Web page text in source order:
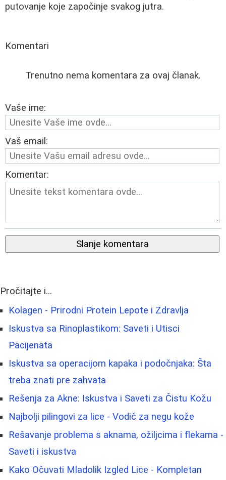
putovanje koje započinje svakog jutra.
Komentari
Trenutno nema komentara za ovaj članak.
Vaše ime:
Vaš email:
Komentar:
Slanje komentara
Pročitajte i...
Kolagen - Prirodni Protein Lepote i Zdravlja
Iskustva sa Rinoplastikom: Saveti i Utisci
Pacijenata
Iskustva sa operacijom kapaka i podočnjaka: Šta
treba znati pre zahvata
Rešenja za Akne: Iskustva i Saveti za Čistu Kožu
Najbolji pilingovi za lice - Vodič za negu kože
Rešavanje problema s aknama, ožiljcima i flekama -
Saveti i iskustva
Kako Očuvati Mladolik Izgled Lice - Kompletan